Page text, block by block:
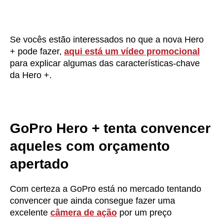
Se vocês estão interessados no que a nova Hero
+ pode fazer, aqui está um vídeo promocional
para explicar algumas das características-chave
da Hero +.
GoPro Hero + tenta convencer
aqueles com orçamento
apertado
Com certeza a GoPro está no mercado tentando
convencer que ainda consegue fazer uma
excelente câmera de ação por um preço